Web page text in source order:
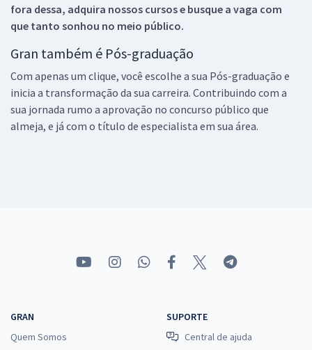
fora dessa, adquira nossos cursos e busque a vaga com
que tanto sonhou no meio público.
Gran também é Pós-graduação
Com apenas um clique, você escolhe a sua Pós-graduação e
inicia a transformação da sua carreira. Contribuindo com a
sua jornada rumo a aprovação no concurso público que
almeja, e já com o título de especialista em sua área.
GRAN
Quem Somos
SUPORTE
Central de ajuda